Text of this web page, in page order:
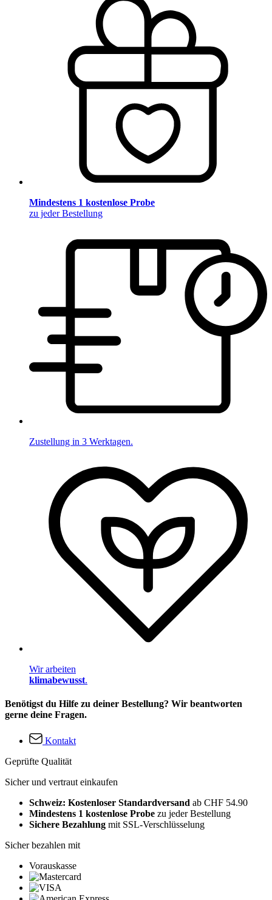
Mindestens 1 kostenlose Probe
zu jeder Bestellung
Zustellung in 3 Werktagen.
Wir arbeiten
klimabewusst.
Benötigst du Hilfe zu deiner Bestellung? Wir beantworten
gerne deine Fragen.
Kontakt
Geprüfte Qualität
Sicher und vertraut einkaufen
Schweiz: Kostenloser Standardversand ab CHF 54.90
Mindestens 1 kostenlose Probe zu jeder Bestellung
Sichere Bezahlung mit SSL-Verschlüsselung
Sicher bezahlen mit
Vorauskasse